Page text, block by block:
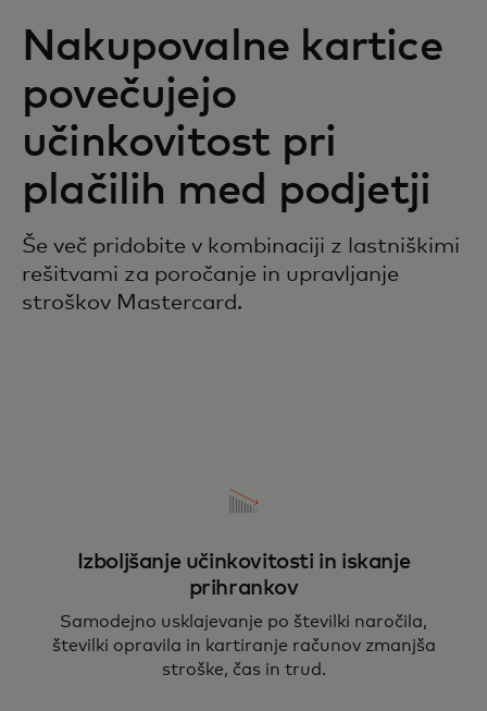
Nakupovalne kartice
povečujejo
učinkovitost pri
plačilih med podjetji
Še več pridobite v kombinaciji z lastniškimi
rešitvami za poročanje in upravljanje
stroškov Mastercard.
Izboljšanje učinkovitosti in iskanje
prihrankov
Samodejno usklajevanje po številki naročila,
številki opravila in kartiranje računov zmanjša
stroške, čas in trud.